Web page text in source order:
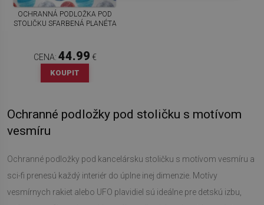
OCHRANNÁ PODLOŽKA POD
STOLIČKU SFARBENÁ PLANÉTA
CENA: 44.99 €
KOUPIT
Ochranné podložky pod stoličku s motívom
vesmíru
Ochranné podložky pod kancelársku stoličku s motívom vesmíru a
sci-fi prenesú každý interiér do úplne inej dimenzie. Motívy
vesmírnych rakiet alebo UFO plavidiel sú ideálne pre detskú izbu,